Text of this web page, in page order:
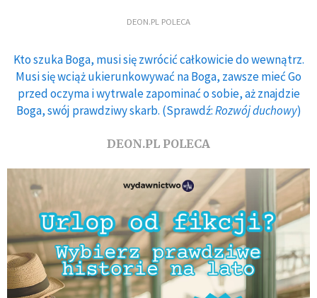
DEON.PL POLECA
Kto szuka Boga, musi się zwrócić całkowicie do wewnątrz.
Musi się wciąż ukierunkowywać na Boga, zawsze mieć Go
przed oczyma i wytrwale zapominać o sobie, aż znajdzie
Boga, swój prawdziwy skarb. (Sprawdź:Rozwój duchowy)
DEON.PL POLECA